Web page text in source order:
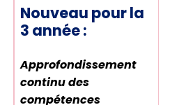
Nouveau pour la
3 année :
Approfondissement
continu des
compétences